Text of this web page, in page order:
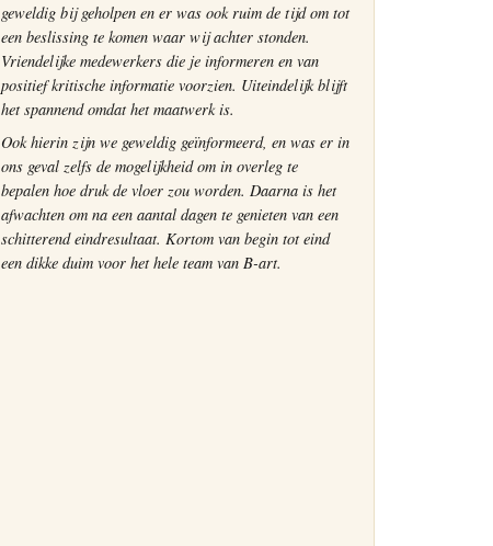
geweldig bij geholpen en er was ook ruim de tijd om tot
een beslissing te komen waar wij achter stonden.
Vriendelijke medewerkers die je informeren en van
positief kritische informatie voorzien. Uiteindelijk blijft
het spannend omdat het maatwerk is.
Ook hierin zijn we geweldig geïnformeerd, en was er in
ons geval zelfs de mogelijkheid om in overleg te
bepalen hoe druk de vloer zou worden. Daarna is het
afwachten om na een aantal dagen te genieten van een
schitterend eindresultaat. Kortom van begin tot eind
een dikke duim voor het hele team van B-art.